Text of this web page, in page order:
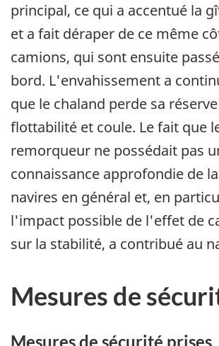
principal, ce qui a accentué la
et a fait déraper de ce même
camions, qui sont ensuite
bord. L'envahissement a
que le chaland perde sa
flottabilité et coule. Le fait que
remorqueur ne possédait pas
connaissance approfondie de
navires en général et, en
l'impact possible de l'effet de
sur la stabilité, a contribué au
Mesures de
Mesures de sécurité prises